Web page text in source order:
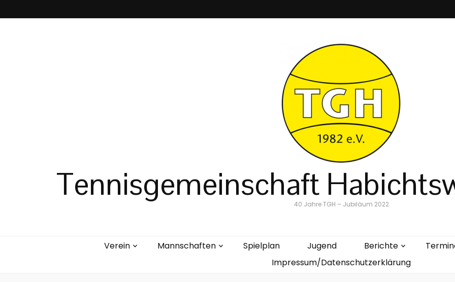
Tennisgemeinschaft
40 Jahre TGH – Jubiläum 2022
Verein Mannschaften Spielplan Jugend Berichte
Impressum/Datenschutzerklärung